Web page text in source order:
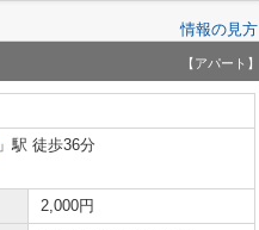
情報の見方
【アパート】
」駅 徒歩36分
2,000円